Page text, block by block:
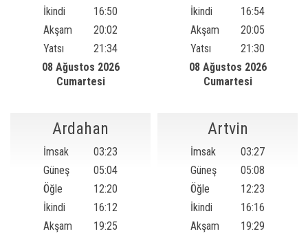
İkindi
16:50
Akşam
20:02
Yatsı
21:34
08 Ağustos 2026
Cumartesi
İkindi
16:54
Akşam
20:05
Yatsı
21:30
08 Ağustos 2026
Cumartesi
Ardahan
İmsak
03:23
Güneş
05:04
Öğle
12:20
İkindi
16:12
Akşam
19:25
Artvin
İmsak
03:27
Güneş
05:08
Öğle
12:23
İkindi
16:16
Akşam
19:29